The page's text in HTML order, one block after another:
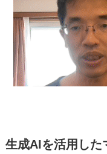
生成AIを活用した